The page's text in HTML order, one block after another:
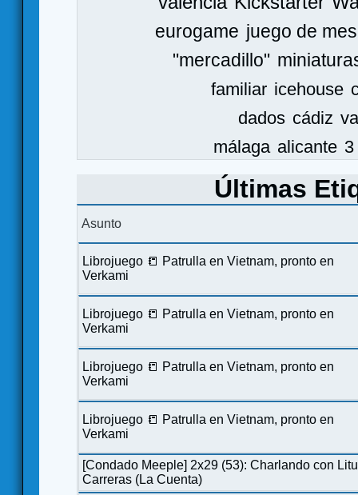
eurogame juego de
"mercadillo"
familiar icehouse
dados cádiz
málaga alicante
Últimas
Asunto
Librojuego 📒 Patrulla en Vietnam, pronto en
Verkami
Librojuego 📒 Patrulla en Vietnam, pronto en
Verkami
Librojuego 📒 Patrulla en Vietnam, pronto en
Verkami
Librojuego 📒 Patrulla en Vietnam, pronto en
Verkami
[Condado Meeple] 2x29 (53): Charlando con
Carreras (La Cuenta)